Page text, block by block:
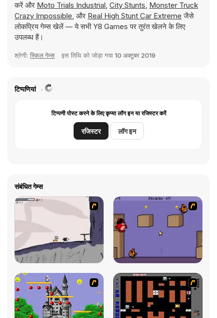
करें और Moto Trials Industrial, City Stunts, Monster Truck
Crazy Impossible, और Real High Stunt Car Extreme जैसे
लोकप्रिय गेम्स खेलें — ये सभी Y8 Games पर तुरंत खेलने के लिए
उपलब्ध हैं।
श्रेणी: स्किल गेम्स इस तिथि को जोड़ा गया 10 अक्टूबर 2019
टिप्पणियां
टिप्पणी पोस्ट करने के लिए कृप्या लॉग इन या रजिस्टर करें
रजिस्टर लॉग इन
संबंधित गेम्स